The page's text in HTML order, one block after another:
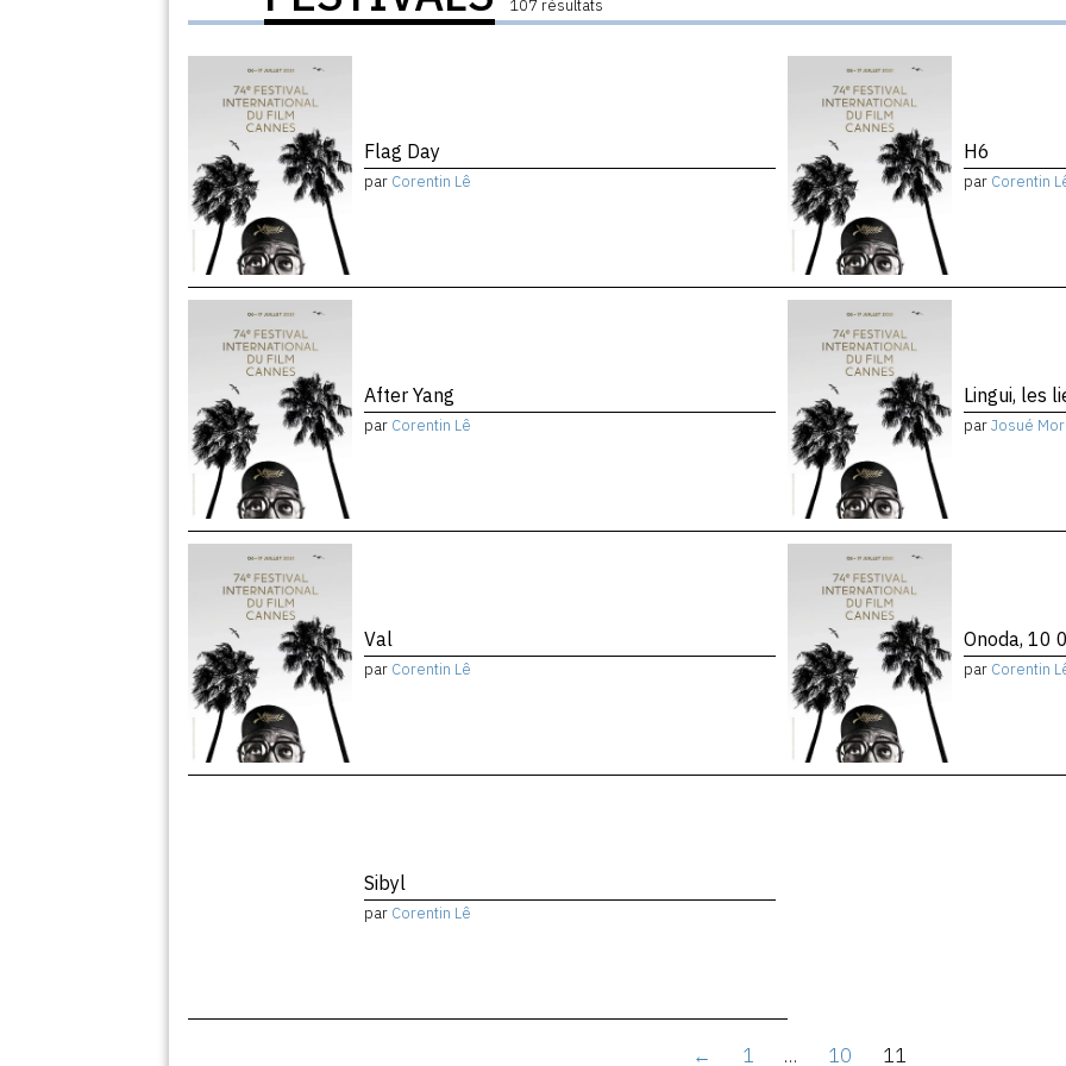
107 résultats
Flag Day
par Corentin Lê
H6
par Corentin
After Yang
par Corentin Lê
Lingui, les
parJosué
Val
par Corentin Lê
Onoda, 10
par Corentin
Sibyl
par Corentin Lê
← 1 … 10 11